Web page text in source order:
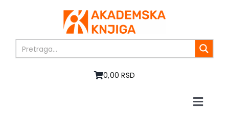
0,00 RSD
Toggle